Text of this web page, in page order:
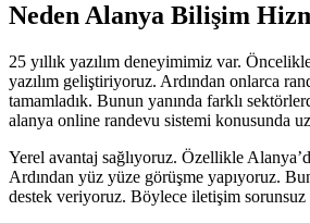
Neden Alanya Bilişim
25 yıllık yazılım deneyimimiz var.
yazılım geliştiriyoruz. Ardından onlarca
tamamladık. Bunun yanında farklı
alanya online randevu sistemi konusunda
Yerel avantaj sağlıyoruz. Özellikle
Ardından yüz yüze görüşme yapıyoruz.
destek veriyoruz. Böylece iletişim